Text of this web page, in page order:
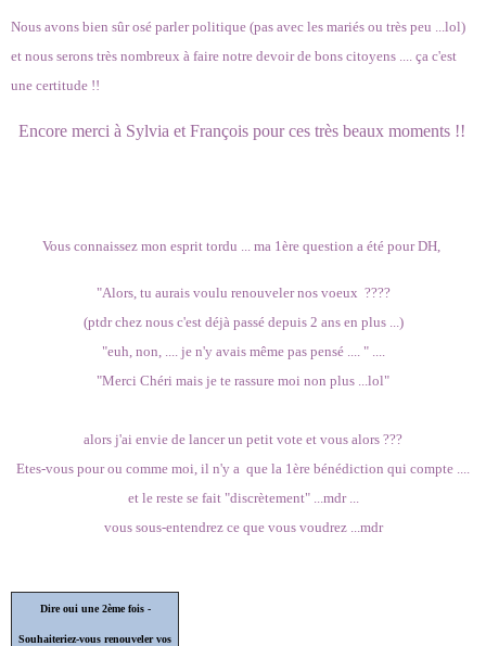
Nous avons bien sûr osé parler politique (pas avec les mariés ou très peu ...lol)
et nous serons très nombreux à faire notre devoir de bons citoyens .... ça c'est
une certitude !!
Encore merci à Sylvia et François pour ces très beaux moments !!
Vous connaissez mon esprit tordu ... ma 1ère question a été pour DH,
"Alors, tu aurais voulu renouveler nos voeux ????
(ptdr chez nous c'est déjà passé depuis 2 ans en plus ...)
"euh, non, .... je n'y avais même pas pensé .... " ....
"Merci Chéri mais je te rassure moi non plus ...lol"
alors j'ai envie de lancer un petit vote et vous alors ???
Etes-vous pour ou comme moi, il n'y a que la 1ère bénédiction qui compte ....
et le reste se fait "discrètement" ...mdr ...
vous sous-entendrez ce que vous voudrez ...mdr
Dire oui une 2ème fois -
Souhaiteriez-vous renouveler vos